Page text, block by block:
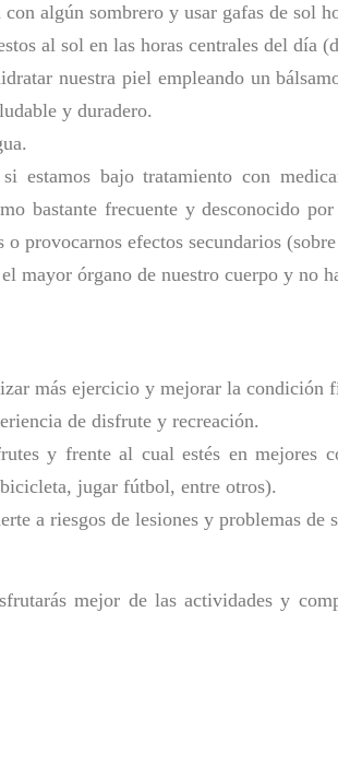
algún sombrero y usar gafas de sol
al sol en las horas centrales del día
nuestra piel empleando un
y duradero.
estamos bajo tratamiento con
bastante frecuente y desconocido
provocarnos efectos secundarios
mayor órgano de nuestro cuerpo y no
más ejercicio y mejorar la condición
de disfrute y recreación.
y frente al cual estés en mejores
jugar fútbol, entre otros).
a riesgos de lesiones y problemas de
mejor de las actividades y